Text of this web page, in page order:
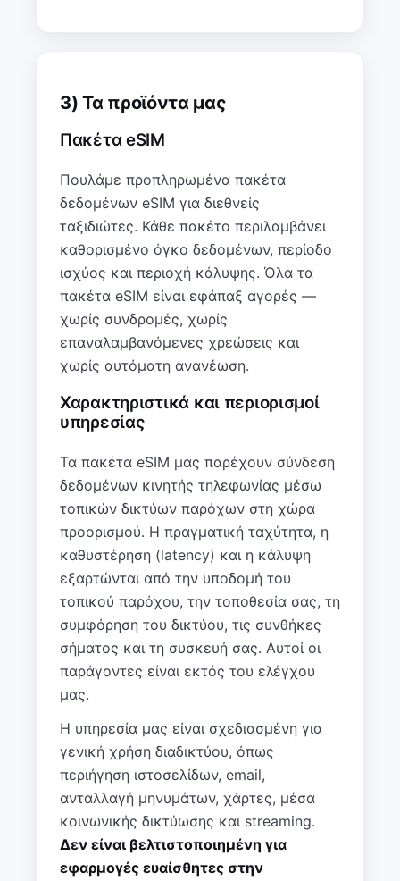
3) Τα προϊόντα μας
Πακέτα eSIM
Πουλάμε προπληρωμένα πακέτα
δεδομένων eSIM για διεθνείς
ταξιδιώτες. Κάθε πακέτο περιλαμβάνει
καθορισμένο όγκο δεδομένων, περίοδο
ισχύος και περιοχή κάλυψης. Όλα τα
πακέτα eSIM είναι εφάπαξ αγορές —
χωρίς συνδρομές, χωρίς
επαναλαμβανόμενες χρεώσεις και
χωρίς αυτόματη ανανέωση.
Χαρακτηριστικά και περιορισμοί
υπηρεσίας
Τα πακέτα eSIM μας παρέχουν σύνδεση
δεδομένων κινητής τηλεφωνίας μέσω
τοπικών δικτύων παρόχων στη χώρα
προορισμού. Η πραγματική ταχύτητα, η
καθυστέρηση (latency) και η κάλυψη
εξαρτώνται από την υποδομή του
τοπικού παρόχου, την τοποθεσία σας, τη
συμφόρηση του δικτύου, τις συνθήκες
σήματος και τη συσκευή σας. Αυτοί οι
παράγοντες είναι εκτός του ελέγχου
μας.
Η υπηρεσία μας είναι σχεδιασμένη για
γενική χρήση διαδικτύου, όπως
περιήγηση ιστοσελίδων, email,
ανταλλαγή μηνυμάτων, χάρτες, μέσα
κοινωνικής δικτύωσης και streaming.
Δεν είναι βελτιστοποιημένη για
εφαρμογές ευαίσθητες στην